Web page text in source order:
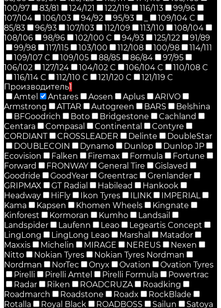
100/97
83/81 124/121 122/119 116/113
99/96
107/104
106/103 94/92 95/93
109/104 C
85/83
96/93 107/103 112/109 113/110
108/104
108/106
98/96 102/100 C 94/93 125/122
91/89
99/98
117/115 103/100 112/108 100/98
114/111
109/107 C
109/105 88/85 86/84
97/95
106/102
127/124 104/102 C 106/104 C
110/108 C
116/114 C
112/110 C 121/120 C
121/119 C
Производитель1
Amtel
Antares Aosen Aplus
ARIVO
Armstrong
ATTAR Autogreen BARS
Belshina
BFGoodrich
Boto Bridgestone
Cachland
Centara
Compasal Continental
Contyre
CORDIANT
CROSSLEADER Delinte
DoubleStar
DOUBLECOIN
Dynamo Dunlop
Dunlop JP
Ecovision
Falken Firemax Formula
Fortune
Forward
FRONWAY General Tire
Gislaved
Goodride
GoodYear Greentrac
Grenlander
GRIPMAX
GT Radial Habilead
Hankook
Headway
HiFly Ikon Tyres ILINK
IMPERIAL
Kama
Kapsen Khomen Wheels
Kingnate
Kinforest
Kormoran Kumho
Landsail
Landspider
Laufenn Leao
Legeartis Concept
LingLong
LingLong Leao Marshal
Matador
Maxxis
Michelin MIRAGE NEREUS
Nexen
Nitto
Nokian Tyres
Nokian Tyres Nordman
Nordman
NorTec Onyx Ovation
Ovation Tyres
Pirelli
Pirelli Amtel Pirelli Formula
Powertrac
Radar
Riken ROADCRUZA
Roadking
Roadmarch
Roadstone Roadx
RockBlade
Rotalla
Royal Black ROADBOSS Sailun
Satoya